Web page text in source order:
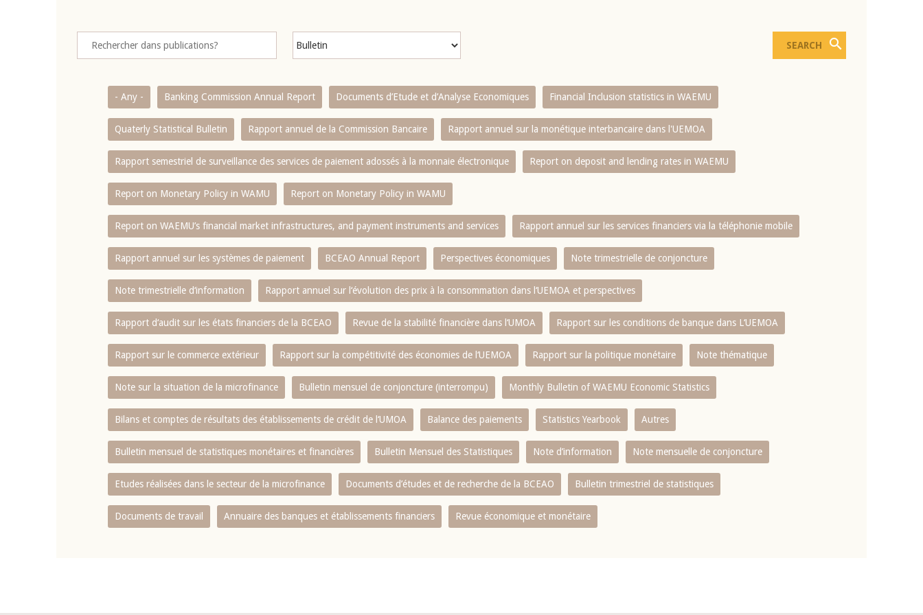
- Any - Banking Commission Annual Report Documents d’Etude et d’Analyse Economiques Financial Inclusion statistics in WAEMU
Quaterly Statistical Bulletin Rapport annuel de la Commission Bancaire Rapport annuel sur la monétique interbancaire dans l'UEMOA
Rapport semestriel de surveillance des services de paiement adossés à la monnaie électronique Report on deposit and lending rates in WAEMU
Report on Monetary Policy in WAMU Report on Monetary Policy in WAMU
Report on WAEMU’s financial market infrastructures, and payment instruments and services Rapport annuel sur les services financiers via la téléphonie mobile
Rapport annuel sur les systèmes de paiement BCEAO Annual Report Perspectives économiques Note trimestrielle de conjoncture
Note trimestrielle d‘information Rapport annuel sur l‘évolution des prix à la consommation dans l‘UEMOA et perspectives
Rapport d‘audit sur les états financiers de la BCEAO Revue de la stabilité financière dans l‘UMOA Rapport sur les conditions de banque dans L‘UEMOA
Rapport sur le commerce extérieur Rapport sur la compétitivité des économies de l‘UEMOA Rapport sur la politique monétaire Note thématique
Note sur la situation de la microfinance Bulletin mensuel de conjoncture (interrompu) Monthly Bulletin of WAEMU Economic Statistics
Bilans et comptes de résultats des établissements de crédit de l‘UMOA Balance des paiements Statistics Yearbook Autres
Bulletin mensuel de statistiques monétaires et financières Bulletin Mensuel des Statistiques Note d’information Note mensuelle de conjoncture
Etudes réalisées dans le secteur de la microfinance Documents d’études et de recherche de la BCEAO Bulletin trimestriel de statistiques
Documents de travail Annuaire des banques et établissements financiers Revue économique et monétaire